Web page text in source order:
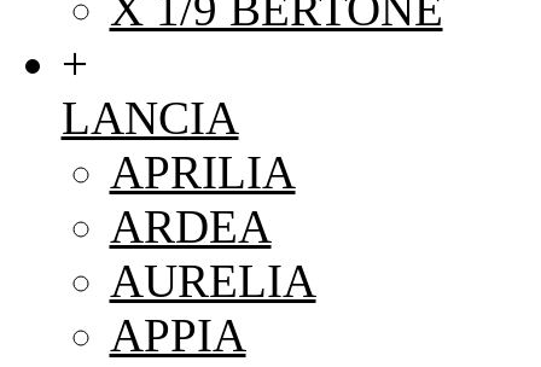
+
LANCIA
APRILIA
ARDEA
AURELIA
APPIA